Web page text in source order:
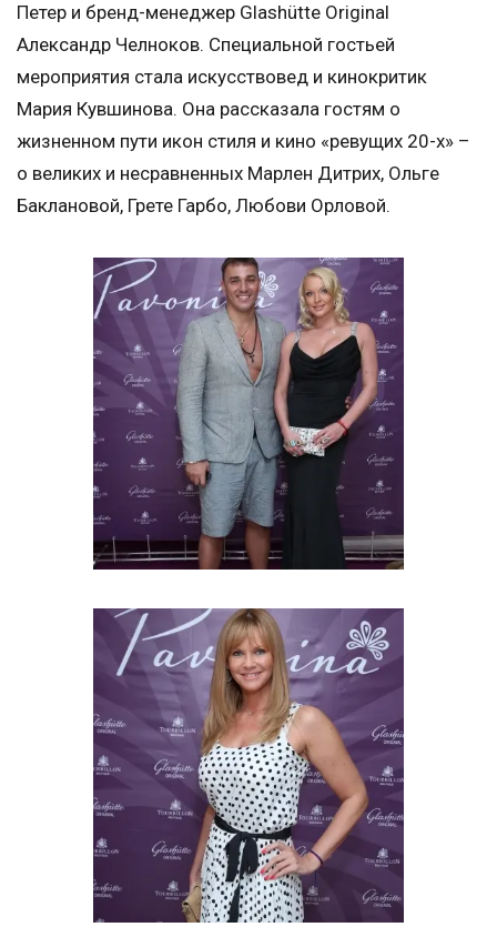
Петер и бренд-менеджер Glashütte Original
Александр Челноков. Специальной гостьей
мероприятия стала искусствовед и кинокритик
Мария Кувшинова. Она рассказала гостям о
жизненном пути икон стиля и кино «ревущих 20-х» –
о великих и несравненных Марлен Дитрих, Ольге
Баклановой, Грете Гарбо, Любови Орловой.